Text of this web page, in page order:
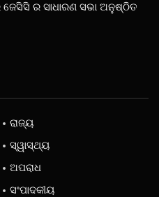
ଜେସିସି ର ସାଧାରଣ ସଭା ଅନୁଷ୍ଠିତ
ରାଜ୍ୟ
ସ୍ୱାସ୍ଥ୍ୟ
ଅପରାଧ
ସଂପାଦକୀୟ